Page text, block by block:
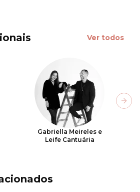
Ver todos
Gabriella Meireles e
Leife Cantuária